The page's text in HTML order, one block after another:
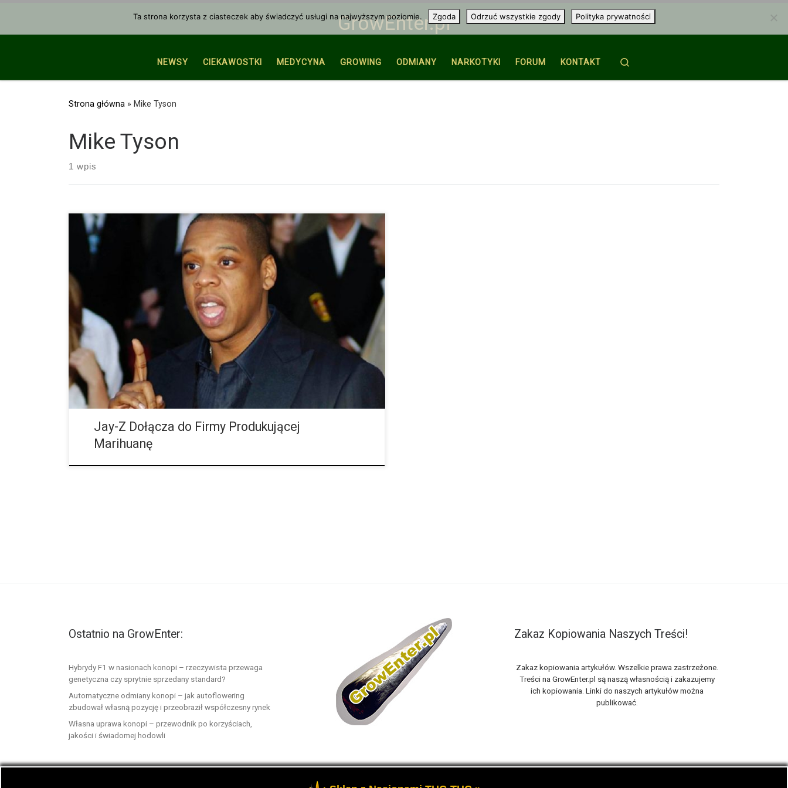
GrowEnter.pl
NEWSY CIEKAWOSTKI MEDYCYNA GROWING ODMIANY NARKOTYKI FORUM KONTAKT
Strona główna » Mike Tyson
Mike Tyson
1 wpis
Jest to pierwszy miliarder w historii rapu, który swoje miliardy zarobił dzięki
inteligentnym inwestycjom. Teraz Jay-Z chce prowadzić interesy pewnej kalifornijskiej
marki marihuany. Jako nastolatek Jay-Z zarabiał pieniądze na handlu […]
Jay-Z Dołącza do Firmy Produkującej
Marihuanę
Ostatnio na GrowEnter:
Hybrydy F1 w nasionach konopi – rzeczywista przewaga
genetyczna czy sprytnie sprzedany standard?
Automatyczne odmiany konopi – jak autoflowering
zbudował własną pozycję i przeobraził współczesny rynek
Własna uprawa konopi – przewodnik po korzyściach,
jakości i świadomej hodowli
Zakaz Kopiowania Naszych Treści!
Zakaz kopiowania artykułów. Wszelkie prawa zastrzeżone.
Treści na GrowEnter.pl są naszą własnością i zakazujemy
ich kopiowania. Linki do naszych artykułów można
publikować.
Ta strona korzysta z ciasteczek aby świadczyć usługi na najwyższym poziomie. Zgoda Odrzuć wszystkie zgody Polityka prywatności